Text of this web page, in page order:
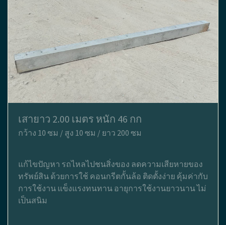
เสายาว 2.00 เมตร หนัก 46 กก
กว้าง 10 ซม / สูง 10 ซม / ยาว 200 ซม
แก้ไขปัญหา รถไหลไปชนสิ่งของ ลดความเสียหายของ
ทรัพย์สิน ด้วยการใช้ คอนกรีตกั้นล้อ ติดตั้งง่าย คุ้มค่ากับ
การใช้งาน แข็งแรงทนทาน อายุการใช้งานยาวนาน ไม่
เป็นสนิม